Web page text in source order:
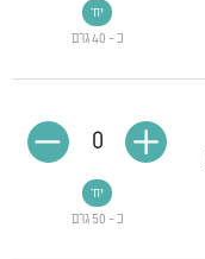
כ - 40 גרם
יח'
כ - 50 גרם
יח'
0